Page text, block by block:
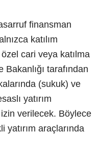
finansman
katılım
cari veya katılma
tarafından
(sukuk) ve
yatırım
verilecek. Böylece
yatırım araçlarında